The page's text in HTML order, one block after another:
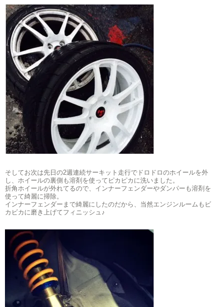
そしてお次は先日の2週連続サーキット走行でドロドロのホイールを外
し、ホイールの裏側も溶剤を使ってピカピカに洗いました。
折角ホイールが外れてるので、インナーフェンダーやダンパーも溶剤を
使って綺麗に掃除。
インナーフェンダーまで綺麗にしたのだから、当然エンジンルームもビ
カビカに磨き上げてフィニッシュ♪